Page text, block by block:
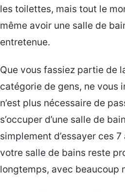
les toilettes, mais tout le
même avoir une salle de
entretenue.
Que vous fassiez partie de
catégorie de gens, ne vous
n’est plus nécessaire de
s’occuper d’une salle de
simplement d’essayer ces
votre salle de bains reste
longtemps, avec beaucoup